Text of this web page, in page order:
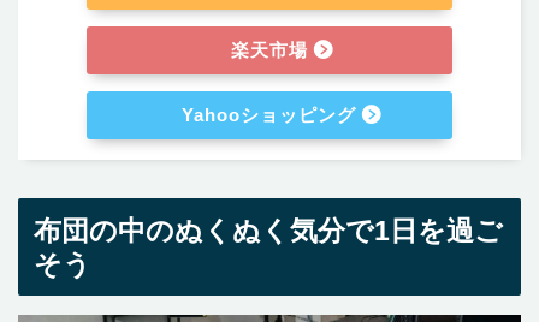
楽天市場
Yahooショッピング
布団の中のぬくぬく気分で1日を過ご
そう